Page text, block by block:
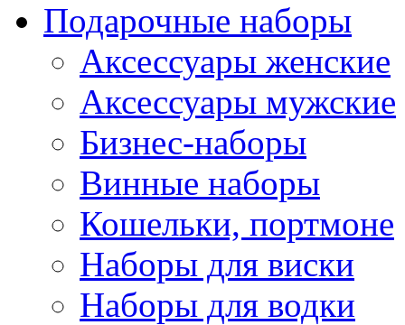
Подарочные наборы
Аксессуары женские
Аксессуары мужские
Бизнес-наборы
Винные наборы
Кошельки, портмоне
Наборы для виски
Наборы для водки